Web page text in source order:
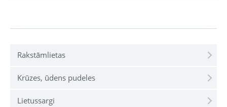
Rakstāmlietas
Krūzes, ūdens pudeles
Lietussargi